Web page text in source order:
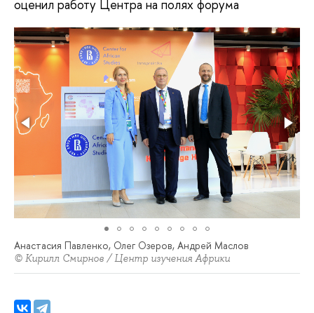
оценил работу Центра на полях форума
Анастасия Павленко, Олег Озеров, Андрей Маслов
© Кирилл Смирнов / Центр изучения Африки